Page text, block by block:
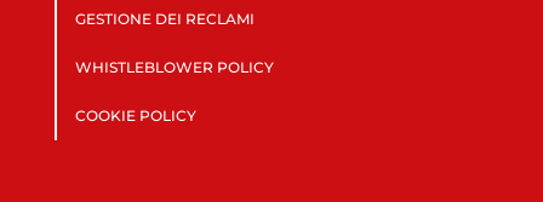
GESTIONE DEI RECLAMI
WHISTLEBLOWER POLICY
COOKIE POLICY